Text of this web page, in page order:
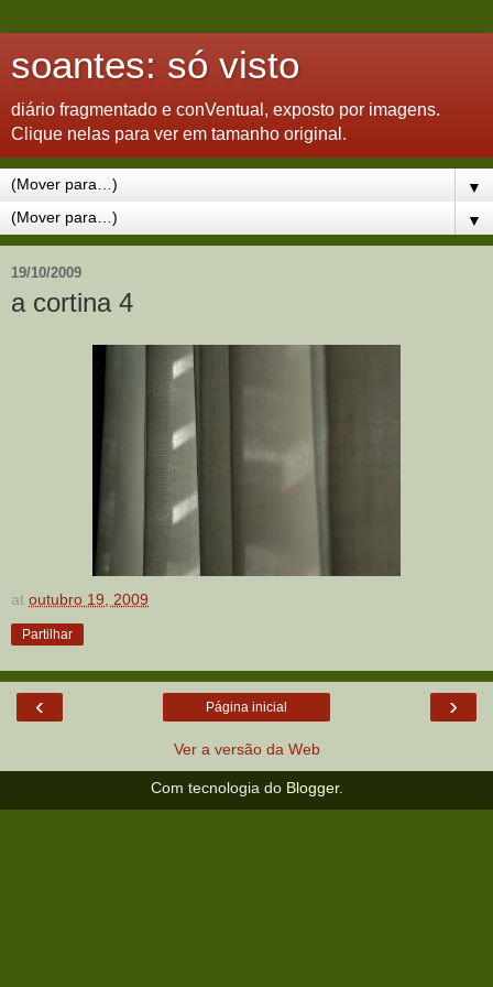
soantes: só visto
diário fragmentado e conVentual, exposto por imagens.
Clique nelas para ver em tamanho original.
▼
▼
19/10/2009
a cortina 4
at outubro 19, 2009
Partilhar
‹ ›
Página inicial
Ver a versão da Web
Com tecnologia do Blogger.